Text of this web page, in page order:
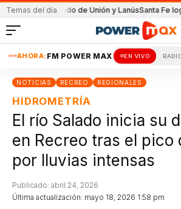
Temas del día
el partido de Unión y LanúsSanta Fe logró
AHORA: FM POWER MAX EN VIVO
NOTICIAS RECREO REGIONALES
HIDROMETRÍA
El río Salado inicia su
en Recreo tras el pico
por lluvias intensas
Última actualización: mayo 18, 2026 1:58 pm
Publicado: abril 24, 2026